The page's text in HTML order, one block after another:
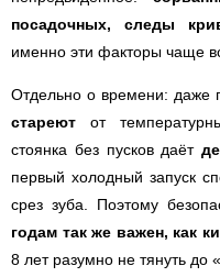
посадочных, следы
именно эти факторы чаще
Отдельно о времени: даже
стареют от
стоянка без пусков даёт
первый холодный запуск
срез зуба. Поэтому
годам так же важен, как
8 лет разумно не тянуть до